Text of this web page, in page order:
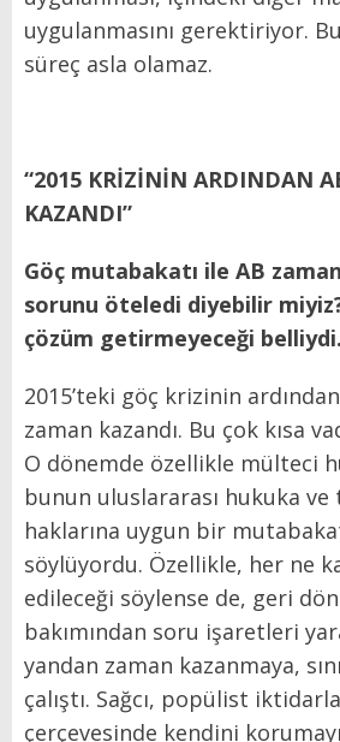
uygulanmasını gerektiriyor.
süreç asla olamaz.
“2015 KRİZİNİN ARDINDAN
KAZANDI”
Göç mutabakatı ile AB
sorunu öteledi diyebilir
çözüm getirmeyeceği
2015’teki göç krizinin
zaman kazandı. Bu çok kısa
O dönemde özellikle mülteci
bunun uluslararası hukuka ve
haklarına uygun bir mutabakat
söylüyordu. Özellikle, her ne
edileceği söylense de, geri
bakımından soru işaretleri
yandan zaman kazanmaya,
çalıştı. Sağcı, popülist
çerçevesinde kendini